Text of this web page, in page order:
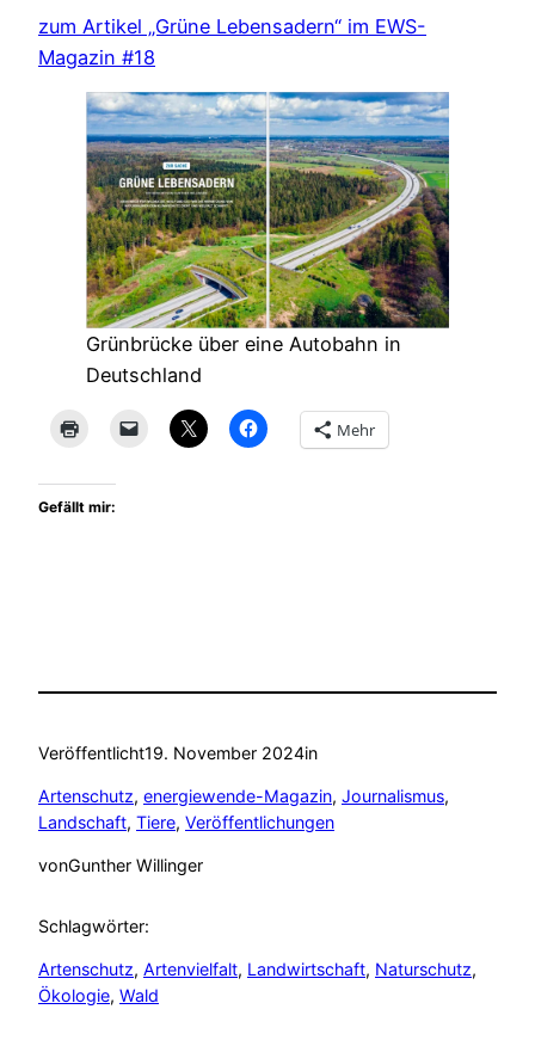
zum Artikel „Grüne Lebensadern“ im EWS-
Magazin #18
Grünbrücke über eine Autobahn in
Deutschland
Mehr
Gefällt mir:
Veröffentlicht19. November 2024in
Artenschutz, energiewende-Magazin, Journalismus
Landschaft, Tiere, Veröffentlichungen
vonGunther Willinger
Schlagwörter:
Artenschutz, Artenvielfalt, Landwirtschaft, Naturschutz
Ökologie, Wald